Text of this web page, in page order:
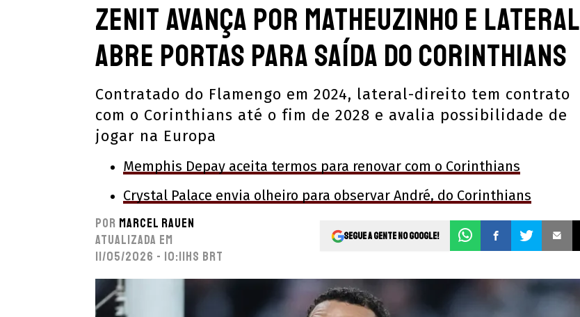
PREMIER LEAGUE
LIGA PORTUGUESA
EUROPA LEAGUE
CASAS DE APOSTAS
CÓDIGOS e OFERTAS
APPS
Zenit avança por Matheuzinho e lateral
abre portas para saída do Corinthians
Contratado do Flamengo em 2024, lateral-direito tem contrato
com o Corinthians até o fim de 2028 e avalia possibilidade de
jogar na Europa
Memphis Depay aceita termos para renovar com o Corinthians
Crystal Palace envia olheiro para observar André, do Corinthians
Por Marcel Rauen
Atualizada em
11/05/2026 - 10:11hs BRT
Segue a gente no Google!